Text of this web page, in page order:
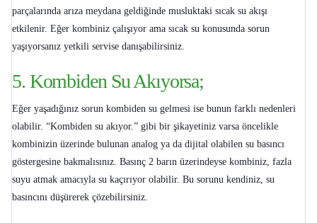
parçalarında arıza meydana geldiğinde musluktaki sıcak su akışı
etkilenir. Eğer kombiniz çalışıyor ama sıcak su konusunda sorun
yaşıyorsanız yetkili servise danışabilirsiniz.
5. Kombiden Su Akıyorsa;
Eğer yaşadığınız sorun kombiden su gelmesi ise bunun farklı nedenleri
olabilir. “Kombiden su akıyor.” gibi bir şikayetiniz varsa öncelikle
kombinizin üzerinde bulunan analog ya da dijital olabilen su basıncı
göstergesine bakmalısınız. Basınç 2 barın üzerindeyse kombiniz, fazla
suyu atmak amacıyla su kaçırıyor olabilir. Bu sorunu kendiniz, su
basıncını düşürerek çözebilirsiniz.